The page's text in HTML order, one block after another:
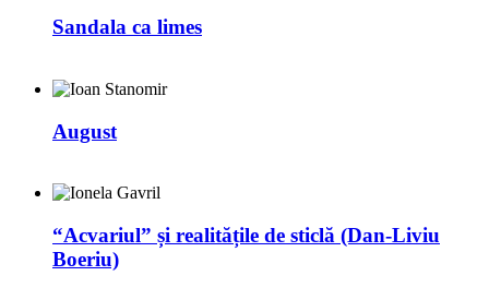
Sandala ca limes
August
“Acvariul” și realitățile de sticlă (Dan-Liviu
Boeriu)